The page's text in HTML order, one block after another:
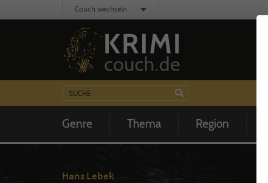
Genre Thema Region
Couch wechseln
Hans Lebek